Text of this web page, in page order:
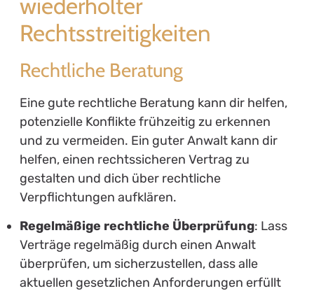
Rechtsstreitigkeiten
Rechtliche Beratung
Eine gute rechtliche Beratung kann dir helfen,
potenzielle Konflikte frühzeitig zu erkennen
und zu vermeiden. Ein guter Anwalt kann dir
helfen, einen rechtssicheren Vertrag zu
gestalten und dich über rechtliche
Verpflichtungen aufklären.
Regelmäßige rechtliche Überprüfung: Lass
Verträge regelmäßig durch einen Anwalt
überprüfen, um sicherzustellen, dass alle
aktuellen gesetzlichen Anforderungen erfüllt